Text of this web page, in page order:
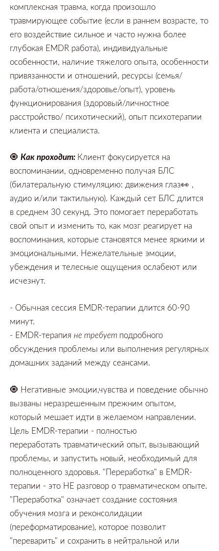
комплексная травма, когда произошло
травмирующее событие (если в раннем возрасте, то
его воздействие сильное и часто нужна более
глубокая EMDR работа), индивидуальные
особенности, наличие тяжелого опыта, особенности
привязанности и отношений, ресурсы (семья/
работа/отношения/здоровье/опыт), уровень
функционирования (здоровый/личностное
расстройство/ психотический), опыт психотерапии
клиента и специалиста.
🧿 Как проходит: Клиент фокусируется на
воспоминании, одновременно получая БЛС
(билатеральную стимуляцию: движения глаз👀 ,
аудио и/или тактильную). Каждый сет БЛС длится
в среднем 30 секунд. Это помогает переработать
свой опыт и изменить то, как мозг реагирует на
воспоминания, которые становятся менее яркими и
эмоциональными. Нежелательные эмоции,
убеждения и телесные ощущения ослабеют или
исчезнут.
- Обычная сессия EMDR-терапии длится 60-90
минут.
- EMDR-терапия не требует подробного
обсуждения проблемы или выполнения регулярных
домашних заданий между сеансами.
🧿 Негативные эмоции,чувства и поведение обычно
вызваны неразрешенным прежним опытом,
который мешает идти в желаемом направлении.
Цель EMDR-терапии - полностью
переработать травматический опыт, вызывающий
проблемы, и запустить новый, необходимый для
полноценного здоровья. "Переработка" в EMDR-
терапии - это НЕ разговор о травматическом опыте.
"Переработка" означает создание состояния
обучения мозга и реконсолидации
(переформатирование), которое позволит
"переварить" и сохранить в нейтральной или